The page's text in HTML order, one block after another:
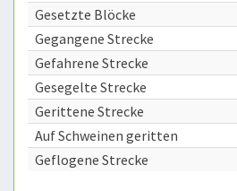
Gesetzte Blöcke
Gegangene Strecke
Gefahrene Strecke
Gesegelte Strecke
Gerittene Strecke
Auf Schweinen geritten
Geflogene Strecke